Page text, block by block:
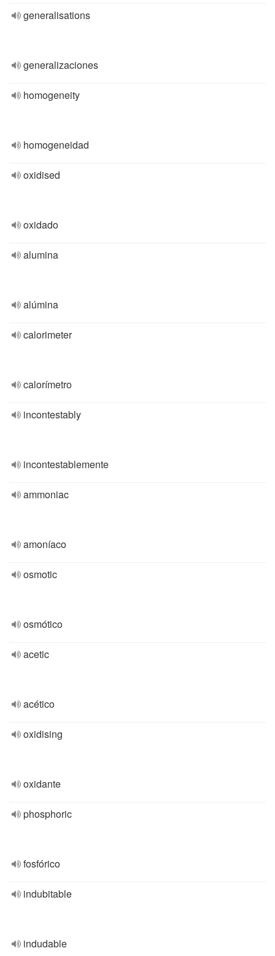
generalisations
generalizaciones
homogeneity
homogeneidad
oxidised
oxidado
alumina
alúmina
calorimeter
calorímetro
incontestably
incontestablemente
ammoniac
amoníaco
osmotic
osmótico
acetic
acético
oxidising
oxidante
phosphoric
fosfórico
indubitable
indudable